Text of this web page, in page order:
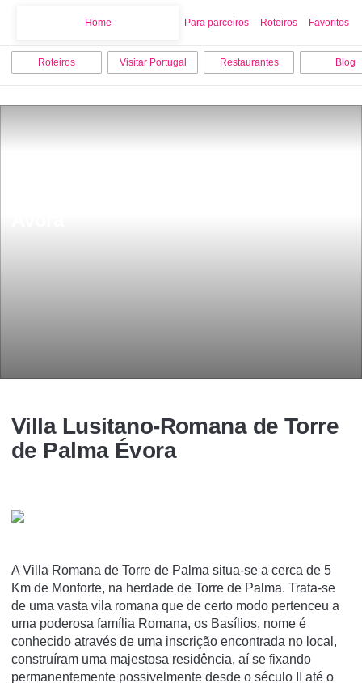
Home Para parceiros Roteiros Favoritos
Roteiros Visitar Portugal Restaurantes Blog
Villa Lusitano-Romana de Torre
de Palma Évora
A Villa Romana de Torre de Palma situa-se a cerca de 5
Km de Monforte, na herdade de Torre de Palma. Trata-se
de uma vasta vila romana que de certo modo pertenceu a
uma poderosa famí­lia Romana, os Basí­lios, nome é
conhecido através de uma inscrição encontrada no local,
construí­ram uma majestosa residência, aí­ se fixando
permanentemente possivelmente desde o século II até o